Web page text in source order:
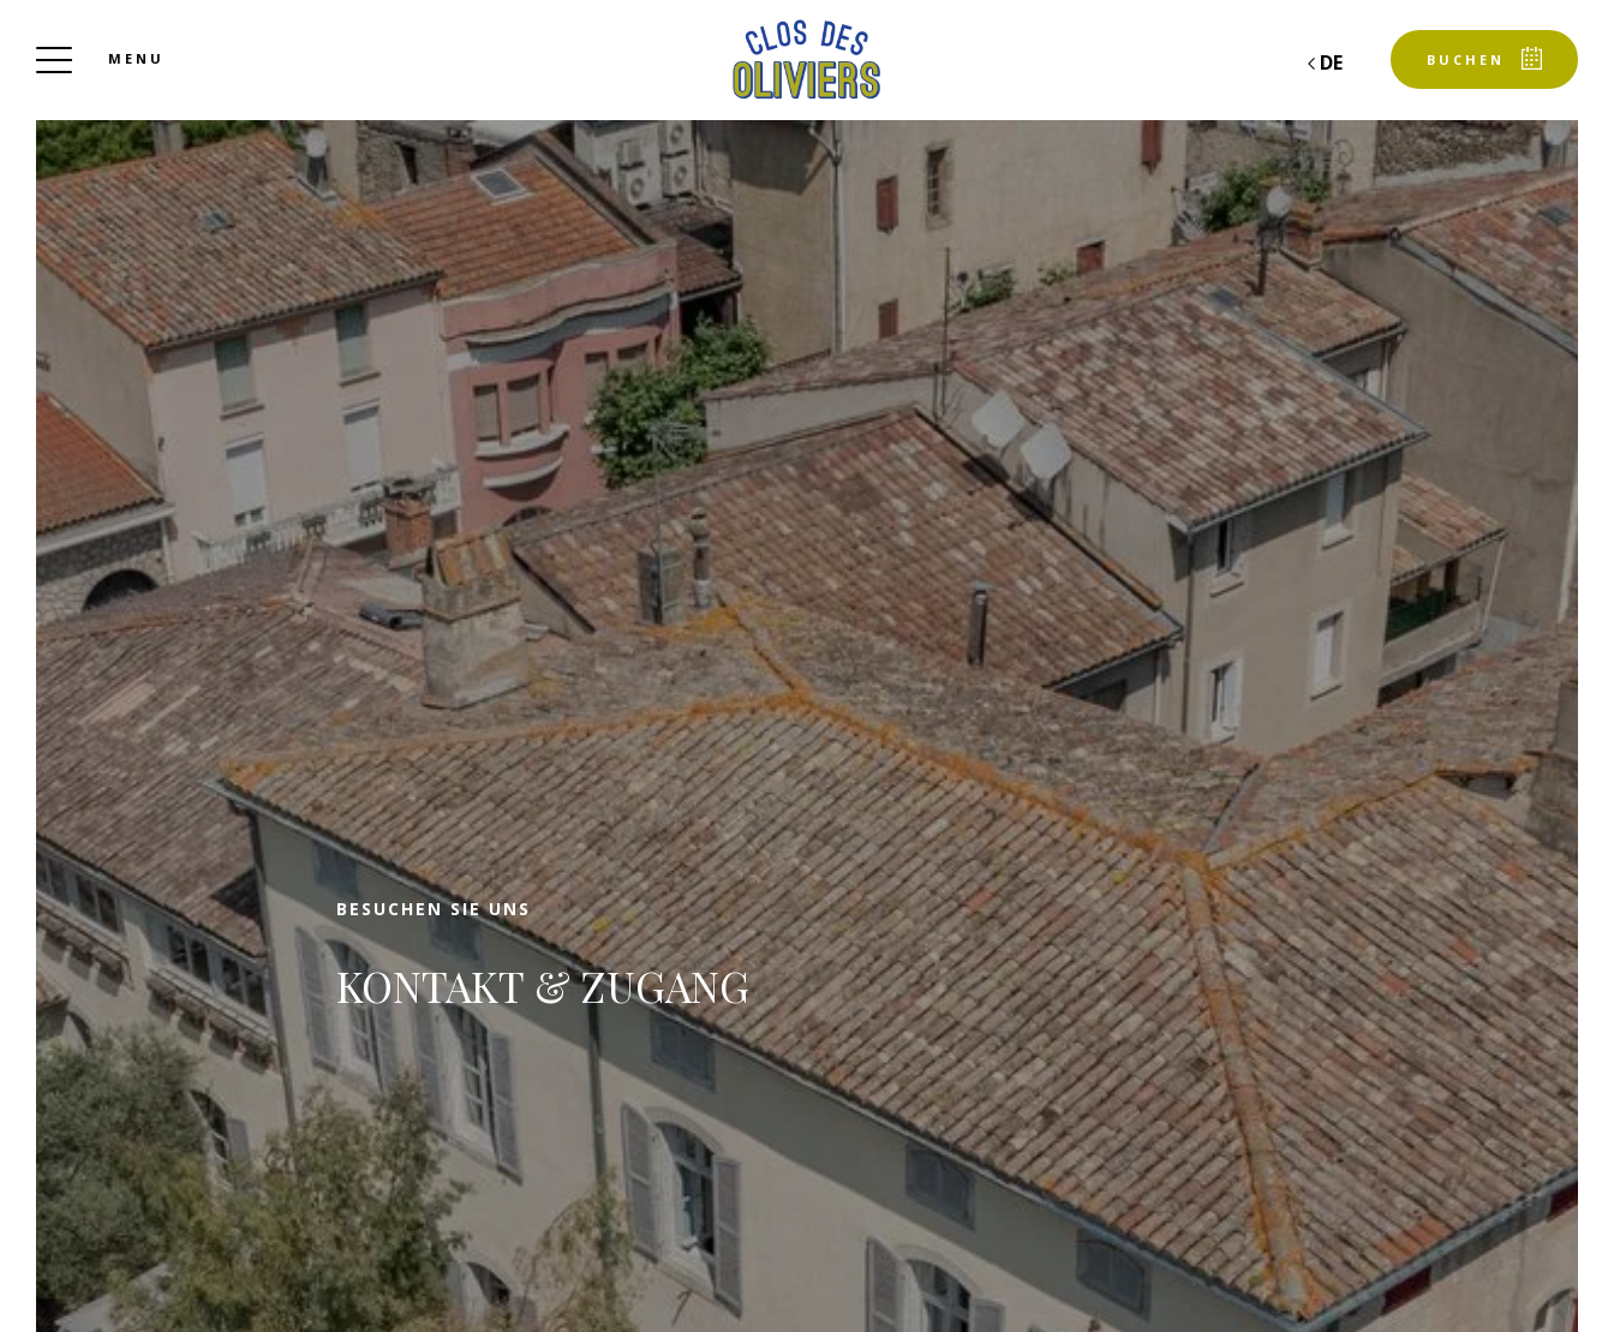
MENU BUCHEN
DE
DER CLOS DES OLIVIERS MIREPOIX
Buchen
Entdecken Sie in Mirepoix intramural, nur
wenige Schritte vom Stadtzentrum entfernt,
die Oase der Ruhe und Gelassenheit von Clos
des Oliviers. Dieses charmante Gästehaus in
Mirepoix empfängt Sie zu entspannenden
Zwischenstopps in einem seiner fünf
Zimmer, begleitet von erstklassigen
Dienstleistungen. Unsere Gästezimmer in
Mirepoix sind der ideale Ausgangspunkt, um
die Region zu erkunden!
Ankunft
Ankunft
Abfahrt
Buchen
BESUCHEN SIE UNS
KONTAKT & ZUGANG